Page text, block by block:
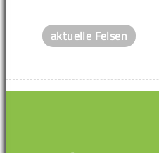
aktuelle Felsen